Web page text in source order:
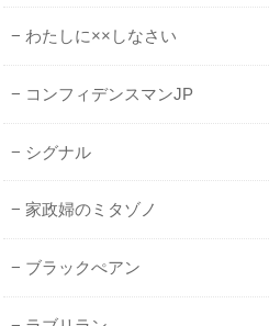
わたしに××しなさい
コンフィデンスマンJP
シグナル
家政婦のミタゾノ
ブラックぺアン